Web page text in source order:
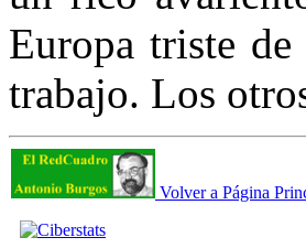
Europa triste
trabajo. Los
Volver a Página